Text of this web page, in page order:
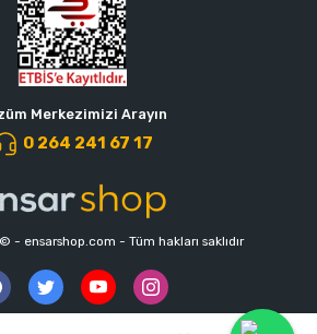
Merkezimizi Arayın
0 264 241 67 17
- ensarshop.com - Tüm hakları saklıdır